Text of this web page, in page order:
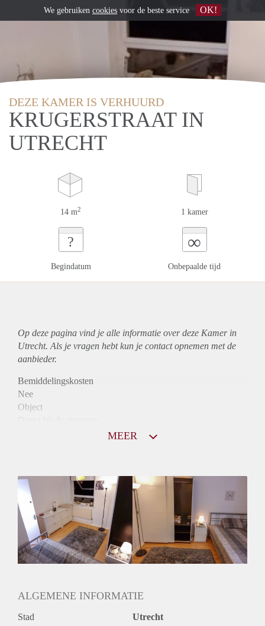
DEZE KAMER IS VERHUURD
KRUGERSTRAAT IN
UTRECHT
14 m2 1 kamer
?
Begindatum
∞
Onbepaalde tijd
Op deze pagina vind je alle informatie over deze Kamer in
Utrecht. Als je vragen hebt kun je contact opnemen met de
aanbieder.
Bemiddelingskosten
Nee
Object
Huurtoeslag
Niet mogelijk
Inkomen eis
N.V.T.
Huurtermijn
Onbepaalde termijn
Oplevering
MEER
ALGEMENE INFORMATIE
Stad Utrecht
We gebruiken cookies voor de beste service OK!